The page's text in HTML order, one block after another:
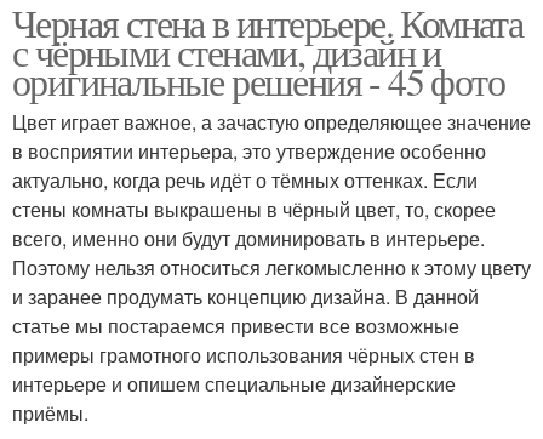
Черная стена в интерьере. Комната
с чёрными стенами, дизайн и
оригинальные решения - 45 фото
Цвет играет важное, а зачастую определяющее значение
в восприятии интерьера, это утверждение особенно
актуально, когда речь идёт о тёмных оттенках. Если
стены комнаты выкрашены в чёрный цвет, то, скорее
всего, именно они будут доминировать в интерьере.
Поэтому нельзя относиться легкомысленно к этому цвету
и заранее продумать концепцию дизайна. В данной
статье мы постараемся привести все возможные
примеры грамотного использования чёрных стен в
интерьере и опишем специальные дизайнерские
приёмы.